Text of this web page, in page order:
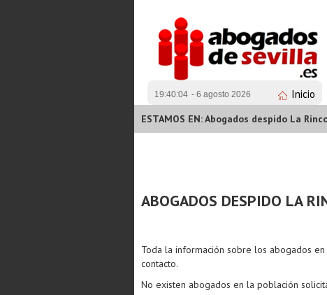
19:40:04 - 6 agosto 2026 Inicio
ESTAMOS EN: Abogados despido La
ABOGADOS DESPIDO LA
Toda la información sobre los abogados en
contacto.
No existen abogados en la población